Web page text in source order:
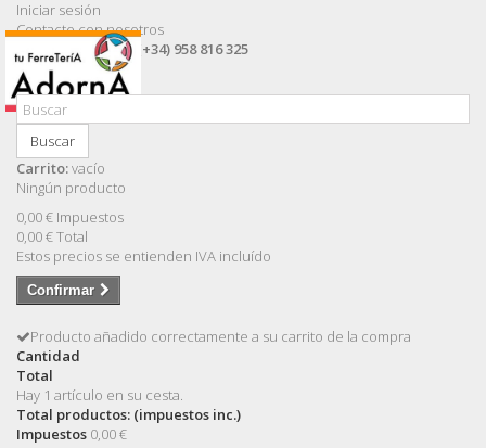
Iniciar sesión
Contacte con nosotros
Llámanos ahora: (+34) 958 816 325
Buscar
Carrito:vacío
Ningún producto
0,00 € Impuestos
0,00 €Total
Estos precios se entienden IVA incluído
Confirmar
Producto añadido correctamente a su carrito de la compra
Cantidad
Total
Hay 1 artículo en su cesta.
Total productos: (impuestos inc.)
Impuestos 0,00 €